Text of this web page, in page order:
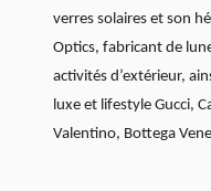
verres solaires et son
Optics, fabricant de
activités d’extérieur,
luxe et lifestyle Gucci,
Valentino, Bottega